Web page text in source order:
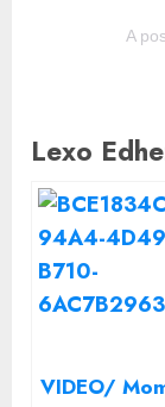
A
Lexo
VIDEO/